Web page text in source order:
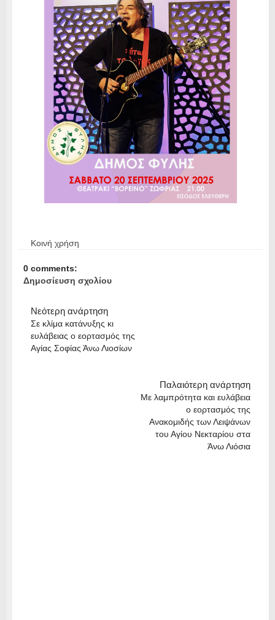
Κοινή χρήση
0 comments:
Δημοσίευση σχολίου
Νεότερη ανάρτηση
Σε κλίμα κατάνυξης κι
ευλάβειας ο εορτασμός της
Αγίας Σοφίας Άνω Λιοσίων
Παλαιότερη ανάρτηση
Με λαμπρότητα και ευλάβεια
ο εορτασμός της
Ανακομιδής των Λειψάνων
του Αγίου Νεκταρίου στα
Άνω Λιόσια